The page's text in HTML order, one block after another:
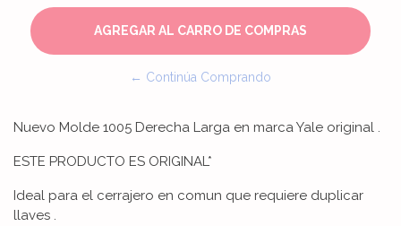
← Continúa Comprando
Nuevo Molde 1005 Derecha Larga en marca Yale original .
ESTE PRODUCTO ES ORIGINAL*
Ideal para el cerrajero en comun que requiere duplicar
llaves .